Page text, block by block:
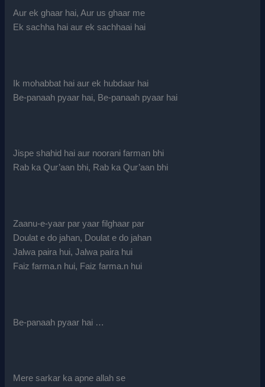
Aur ek ghaar hai, Aur us ghaar me
Ek sachha hai aur ek sachhaai hai
Ik mohabbat hai aur ek hubdaar hai
Be-panaah pyaar hai, Be-panaah pyaar hai
Jispe shahid hai aur noorani farman bhi
Rab ka Qur’aan bhi, Rab ka Qur’aan bhi
Zaanu-e-yaar par yaar filghaar par
Doulat e do jahan, Doulat e do jahan
Jalwa paira hui, Jalwa paira hui
Faiz farma.n hui, Faiz farma.n hui
Be-panaah pyaar hai …
Mere sarkar ka apne allah se